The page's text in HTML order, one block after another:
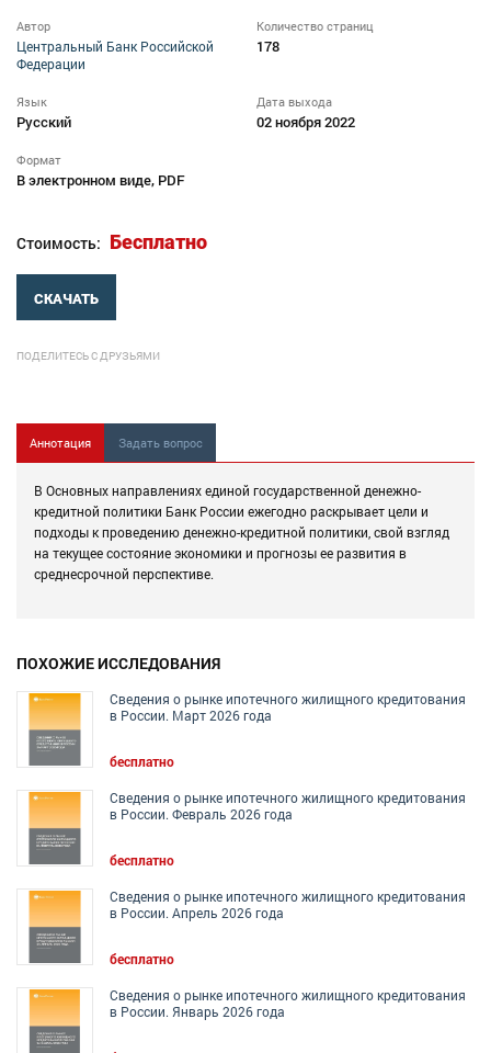
Автор
Центральный Банк Российской
Федерации
Количество страниц
178
Язык
Русский
Дата выхода
02 ноября 2022
Формат
В электронном виде, PDF
Стоимость: Бесплатно
СКАЧАТЬ
ПОДЕЛИТЕСЬ С ДРУЗЬЯМИ
Аннотация Задать вопрос
В Основных направлениях единой государственной денежно-
кредитной политики Банк России ежегодно раскрывает цели и
подходы к проведению денежно-кредитной политики, свой взгляд
на текущее состояние экономики и прогнозы ее развития в
среднесрочной перспективе.
ПОХОЖИЕ ИССЛЕДОВАНИЯ
Сведения о рынке ипотечного жилищного кредитования
в России. Март 2026 года
бесплатно
Сведения о рынке ипотечного жилищного кредитования
в России. Февраль 2026 года
бесплатно
Сведения о рынке ипотечного жилищного кредитования
в России. Апрель 2026 года
бесплатно
Сведения о рынке ипотечного жилищного кредитования
в России. Январь 2026 года